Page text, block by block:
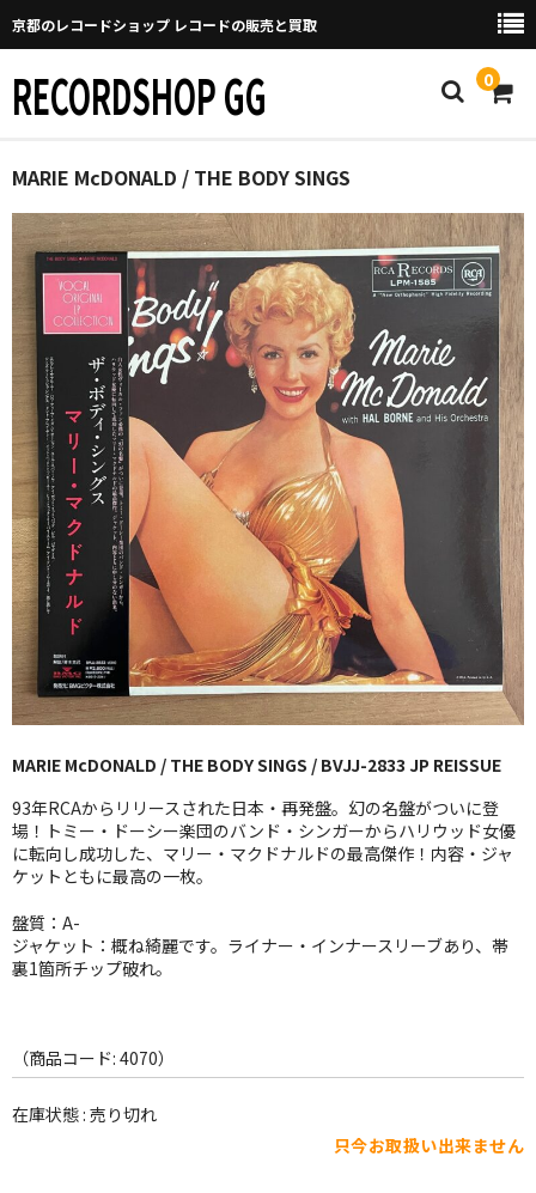
京都のレコードショップ レコードの販売と買取
RECORDSHOP GG 0
Home
マイページ
GGについて
買取について
取り置きなどについて
Categories
New Arrivals
新譜
GG RECORD （当店のレーベル）
全商品
JAZZ-US
BLUE NOTE
JAZZ-EU
JAZZ-JP
JAZZ-VOCAL
J-POP
ROCK
WORLD
その他
MARIE McDONALD / THE BODY SINGS
MARIE McDONALD / THE BODY SINGS / BVJJ-2833 JP REISSUE
93年RCAからリリースされた日本・再発盤。幻の名盤がついに登
場！トミー・ドーシー楽団のバンド・シンガーからハリウッド女優
に転向し成功した、マリー・マクドナルドの最高傑作！内容・ジャ
ケットともに最高の一枚。
盤質：A-
ジャケット：概ね綺麗です。ライナー・インナースリーブあり、帯
裏1箇所チップ破れ。
（商品コード: 4070）
在庫状態 : 売り切れ
只今お取扱い出来ません